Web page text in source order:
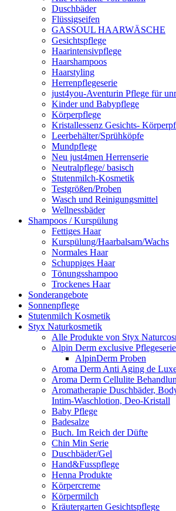
Duschbäder
Flüssigseifen
GASSOUL HAARWÄSCHE
Gesichtspflege
Haarintensivpflege
Haarshampoos
Haarstyling
Herrenpflegeserie
just4you-Aventurin Pflege für
Kinder und Babypflege
Körperpflege
Kristallessenz Gesichts-
Leerbehälter/Sprühköpfe
Mundpflege
Neu just4men Herrenserie
Neutralpflege/ basisch
Stutenmilch-Kosmetik
Testgrößen/Proben
Wasch und Reinigungsmittel
Wellnessbäder
Shampoos / Kurspülung
Fettiges Haar
Kurspülung/Haarbalsam/Wachs
Normales Haar
Schuppiges Haar
Tönungsshampoo
Trockenes Haar
Sonderangebote
Sonnenpflege
Stutenmilch Kosmetik
Styx Naturkosmetik
Alle Produkte von Styx
Alpin Derm exclusive Pflegeserie
AlpinDerm Proben
Aroma Derm Anti Aging de
Aroma Derm Cellulite
Aromatherapie Duschbäder,
Intim-Waschlotion, Deo-Kristall
Baby Pflege
Badesalze
Buch. Im Reich der Düfte
Chin Min Serie
Duschbäder/Gel
Hand&Fusspflege
Henna Produkte
Körpercreme
Körpermilch
Kräutergarten Gesichtspflege